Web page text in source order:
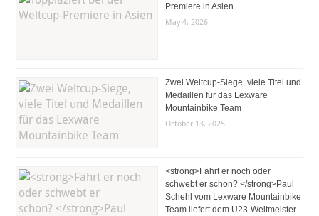
Premiere in Asien
May 4, 2026
Zwei Weltcup-Siege, viele Titel und
Medaillen für das Lexware
Mountainbike Team
October 13, 2025
<strong>Fährt er noch oder
schwebt er schon? </strong>Paul
Schehl vom Lexware Mountainbike
Team liefert dem U23-Weltmeister